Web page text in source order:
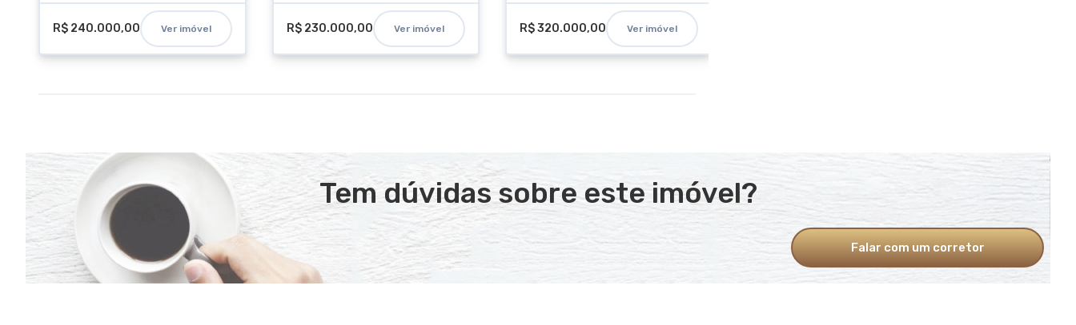
R$ 240.000,00 Ver imóvel R$ 230.000,00 Ver imóvel R$ 320.000,00 Ver imóvel
Tem dúvidas sobre este imóvel?
Falar com um corretor